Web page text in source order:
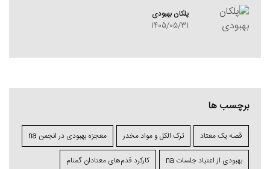
پلکان بهبودی
1405/05/31
برچسب ها
قصه یک معتاد ترک الکل و مواد مخدر معجزه بهبودی در انجمن na
بهبودی از اعتیاد جلسات na کارکرد قدم‌های معتادان گمنام